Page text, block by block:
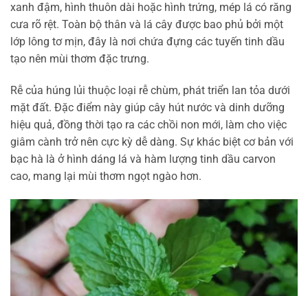
xanh đậm, hình thuôn dài hoặc hình trứng, mép lá có răng
cưa rõ rệt. Toàn bộ thân và lá cây được bao phủ bởi một
lớp lông tơ mịn, đây là nơi chứa đựng các tuyến tinh dầu
tạo nên mùi thơm đặc trưng.
Rễ của húng lủi thuộc loại rễ chùm, phát triển lan tỏa dưới
mặt đất. Đặc điểm này giúp cây hút nước và dinh dưỡng
hiệu quả, đồng thời tạo ra các chồi non mới, làm cho việc
giâm cành trở nên cực kỳ dễ dàng. Sự khác biệt cơ bản với
bạc hà là ở hình dáng lá và hàm lượng tinh dầu carvon
cao, mang lại mùi thơm ngọt ngào hơn.